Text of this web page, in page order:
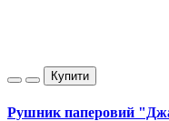
Купити
Рушник паперовий